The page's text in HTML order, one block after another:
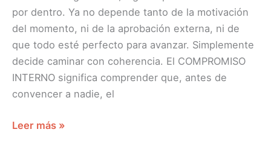
por dentro. Ya no depende tanto de la motivación
del momento, ni de la aprobación externa, ni de
que todo esté perfecto para avanzar. Simplemente
decide caminar con coherencia. El COMPROMISO
INTERNO significa comprender que, antes de
convencer a nadie, el
Leer más »